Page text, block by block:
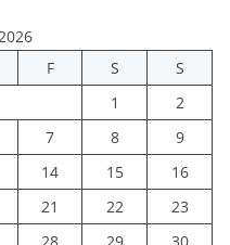
F S
S
1
2
7 8
9
14 15
16
21 22
23